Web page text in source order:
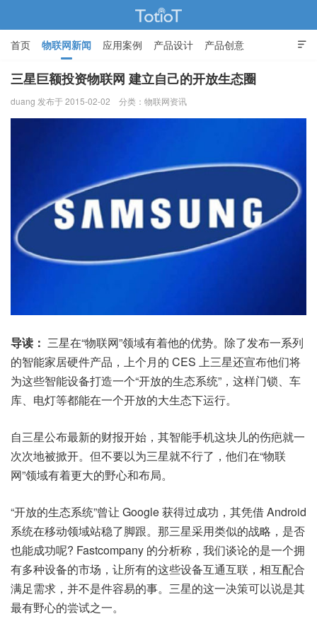
物联网的那些事 - Totiot

首页 物联网新闻 应用案例 产品设计 产品创意
智能家居
三星巨额投资物联网 建立自己的开放生态圈
duang 发布于 2015-02-02 分类： 物联网资讯
导读： 三星在“物联网”领域有着他的优势。除了发布一系列
的智能家居硬件产品，上个月的 CES 上三星还宣布他们将
为这些智能设备打造一个“开放的生态系统”，这样门锁、车
库、电灯等都能在一个开放的大生态下运行。
自三星公布最新的财报开始，其智能手机这块儿的伤疤就一
次次地被掀开。但不要以为三星就不行了，他们在“物联
网”领域有着更大的野心和布局。
“开放的生态系统”曾让 Google 获得过成功，其凭借 Android
系统在移动领域站稳了脚跟。那三星采用类似的战略，是否
也能成功呢? Fastcompany 的分析称，我们谈论的是一个拥
有多种设备的市场，让所有的这些设备互通互联，相互配合
满足需求，并不是件容易的事。三星的这一决策可以说是其
最有野心的尝试之一。